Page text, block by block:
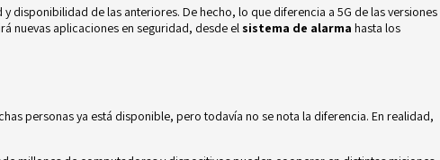
disponibilidad de las anteriores. De hecho, lo que diferencia a 5G de las versiones
nuevas aplicaciones en seguridad, desde el sistema de alarma hasta los
personas ya está disponible, pero todavía no se nota la diferencia. En realidad,